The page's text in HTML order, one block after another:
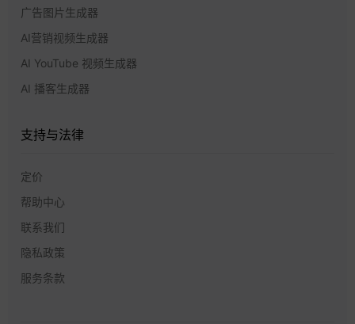
广告图片生成器
AI营销视频生成器
AI YouTube 视频生成器
AI 播客生成器
支持与法律
定价
帮助中心
联系我们
隐私政策
服务条款